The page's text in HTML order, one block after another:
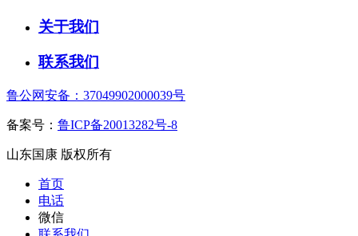
关于我们
联系我们
鲁公网安备：37049902000039号
备案号： 鲁ICP备20013282号-8
山东国康 版权所有
首页
电话
微信